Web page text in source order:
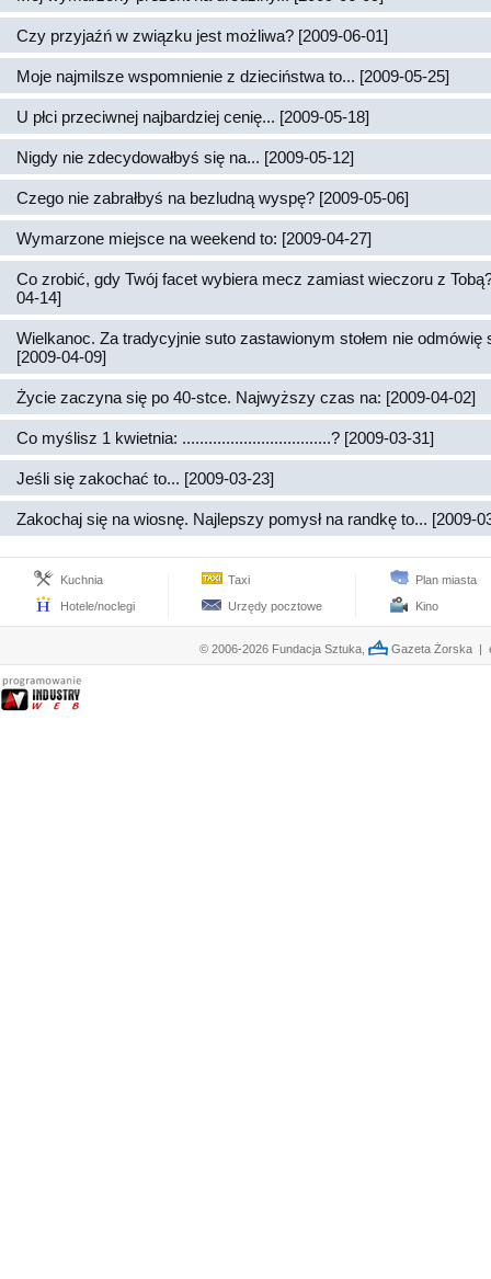
Czy przyjaźń w związku jest możliwa? [2009-06-01]
Moje najmilsze wspomnienie z dzieciństwa to... [2009-05-25]
U płci przeciwnej najbardziej cenię... [2009-05-18]
Nigdy nie zdecydowałbyś się na... [2009-05-12]
Czego nie zabrałbyś na bezludną wyspę? [2009-05-06]
Wymarzone miejsce na weekend to: [2009-04-27]
Co zrobić, gdy Twój facet wybiera mecz zamiast wieczoru z
04-14]
Wielkanoc. Za tradycyjnie suto zastawionym stołem nie odmówię
[2009-04-09]
Życie zaczyna się po 40-stce. Najwyższy czas na: [2009-04-02]
Co myślisz 1 kwietnia: ..................................? [2009-03-31]
Jeśli się zakochać to... [2009-03-23]
Zakochaj się na wiosnę. Najlepszy pomysł na randkę to... [2009-
Kuchnia
Hotele/noclegi
Taxi
Urzędy pocztowe
Plan miasta
Kino
© 2006-2026 Fundacja Sztuka, Gazeta Żorska |